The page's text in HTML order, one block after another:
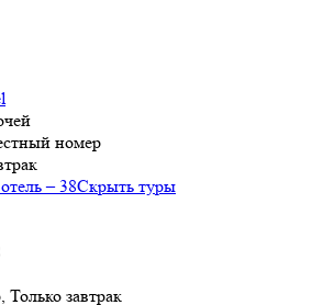
номер
– 38Скрыть туры
завтрак